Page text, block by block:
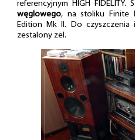
referencyjnym HIGH FIDELITY.
węglowego, na stoliku Finite
Edition Mk II. Do czyszczenia
zestalony żel.